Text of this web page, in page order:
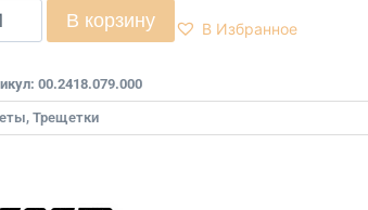
В корзину В Избранное
00.2418.079.000
Трещетки